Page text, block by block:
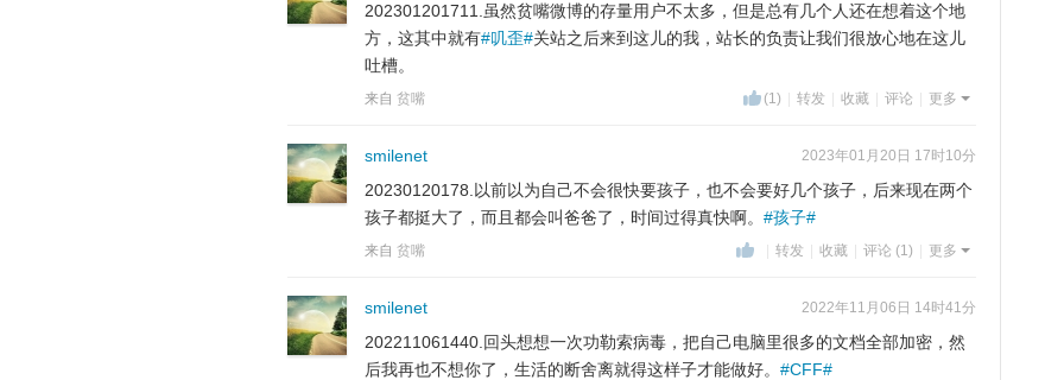
202301201711.虽然贫嘴微博的存量用户不太多，但是总有几个人还在想着这个地
方，这其中就有#叽歪#关站之后来到这儿的我，站长的负责让我们很放心地在这儿
吐槽。
(1) 转发 收藏 评论 更多
来自 贫嘴
smilenet 2023年01月20日 17时10分
20230120178.以前以为自己不会很快要孩子，也不会要好几个孩子，后来现在两个
孩子都挺大了，而且都会叫爸爸了，时间过得真快啊。 #孩子#
转发 收藏 评论 (1) 更多
来自 贫嘴
smilenet 2022年11月06日 14时41分
202211061440.回头想想一次功勒索病毒，把自己电脑里很多的文档全部加密，然
后我再也不想你了，生活的断舍离就得这样子才能做好。 #CFF#